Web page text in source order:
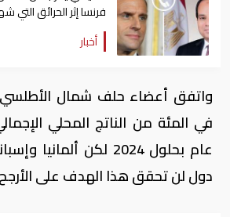
فرنسا إثر الحرائق التي
أخبار
واتفق أعضاء حلف شمال الأطلسي
في المئة من الناتج المحلي
عام بحلول 2024 لكن
دول لن تحقق هذا الهدف على